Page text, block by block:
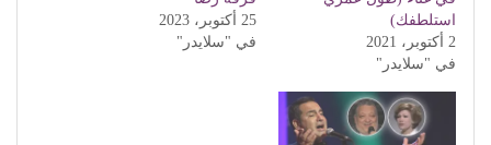
استلطفك)
2 أكتوبر، 2021
في "سلايدر"
25 أكتوبر، 2023
في "سلايدر"